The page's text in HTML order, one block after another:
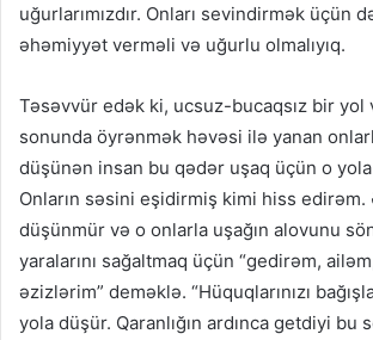
uğurlarımızdır. Onları sevindirmək üçün
əhəmiyyət verməli və uğurlu olmalıyıq.
Təsəvvür edək ki, ucsuz-bucaqsız bir yol
sonunda öyrənmək həvəsi ilə yanan
düşünən insan bu qədər uşaq üçün o yola
Onların səsini eşidirmiş kimi hiss
düşünmür və o onlarla uşağın alovunu
yaralarını sağaltmaq üçün “gedirəm,
əzizlərim” deməklə. “Hüquqlarınızı
yola düşür. Qaranlığın ardınca getdiyi bu